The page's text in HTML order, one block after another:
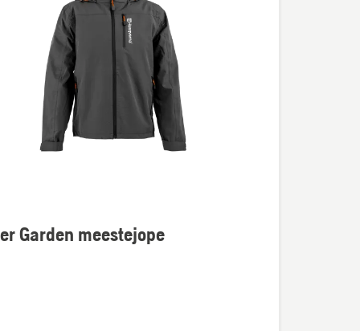
Garden meestejope